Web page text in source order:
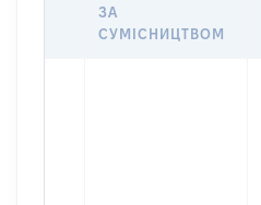
ЗА
СУМІСНИЦТВОМ